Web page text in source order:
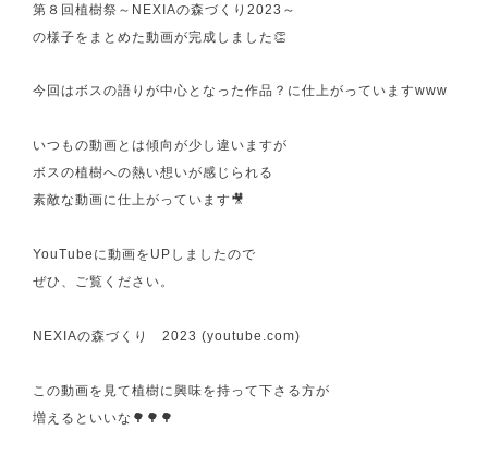
第８回植樹祭～NEXIAの森づくり2023～
の様子をまとめた動画が完成しました👏
今回はボスの語りが中心となった作品？に仕上がっていますwww
いつもの動画とは傾向が少し違いますが
ボスの植樹への熱い想いが感じられる
素敵な動画に仕上がっています🎥
YouTubeに動画をUPしましたので
ぜひ、ご覧ください。
NEXIAの森づくり 2023 (youtube.com)
この動画を見て植樹に興味を持って下さる方が
増えるといいな🌳🌳🌳